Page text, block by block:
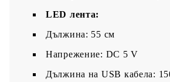
LED лента:
Дължина: 55 см
Напрежение: DC 5 V
Дължина на USB кабела: